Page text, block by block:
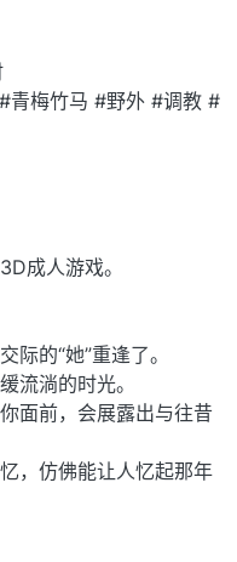
青梅竹马 #野外 #调教 #
成人游戏。
的“她”重逢了。
流淌的时光。
面前，会展露出与往昔
，仿佛能让人忆起那年